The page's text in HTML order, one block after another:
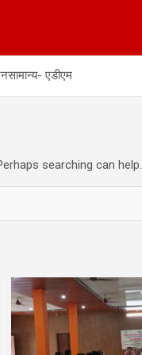
एडीएम
searching can help.